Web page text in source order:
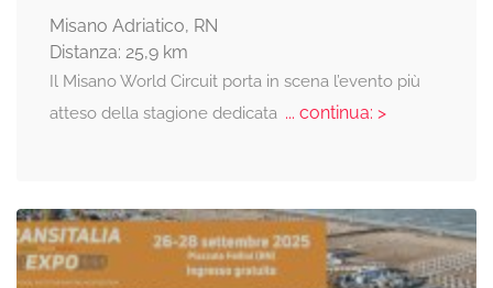
Misano Adriatico, RN
Distanza: 25,9 km
Il Misano World Circuit porta in scena l’evento più
atteso della stagione dedicata ... continua: >